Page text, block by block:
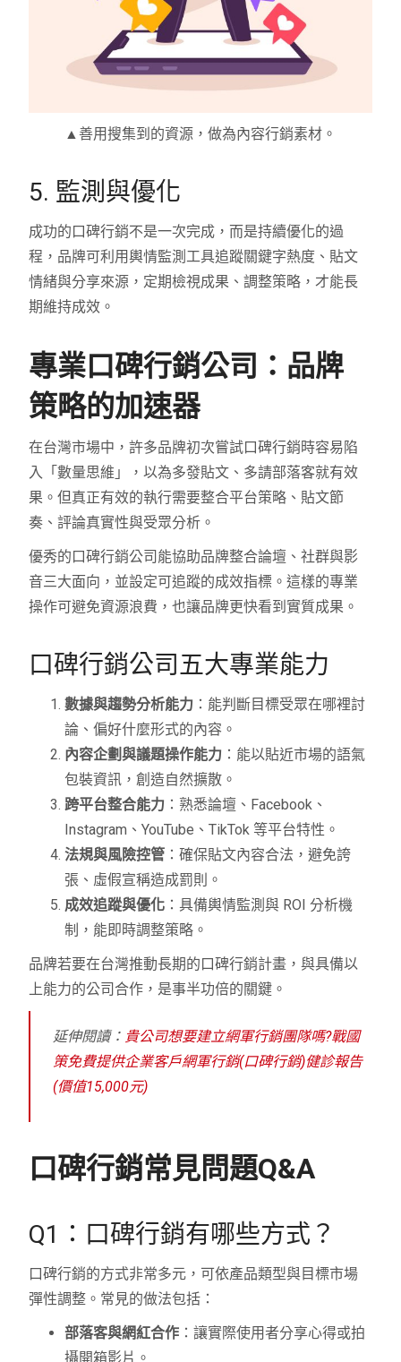
▲善用搜集到的資源，做為內容行銷素材。
5. 監測與優化
成功的口碑行銷不是一次完成，而是持續優化的過
程，品牌可利用輿情監測工具追蹤關鍵字熱度、貼文
情緒與分享來源，定期檢視成果、調整策略，才能長
期維持成效。
專業口碑行銷公司：品牌
策略的加速器
在台灣市場中，許多品牌初次嘗試口碑行銷時容易陷
入「數量思維」，以為多發貼文、多請部落客就有效
果。但真正有效的執行需要整合平台策略、貼文節
奏、評論真實性與受眾分析。
優秀的口碑行銷公司能協助品牌整合論壇、社群與影
音三大面向，並設定可追蹤的成效指標。這樣的專業
操作可避免資源浪費，也讓品牌更快看到實質成果。
口碑行銷公司五大專業能力
數據與趨勢分析能力 ：能判斷目標受眾在哪裡討
論、偏好什麼形式的內容。
內容企劃與議題操作能力 ：能以貼近市場的語氣
包裝資訊，創造自然擴散。
跨平台整合能力 ：熟悉論壇、Facebook、
Instagram、YouTube、TikTok 等平台特性。
法規與風險控管 ：確保貼文內容合法，避免誇
張、虛假宣稱造成罰則。
成效追蹤與優化 ：具備輿情監測與 ROI 分析機
制，能即時調整策略。
品牌若要在台灣推動長期的口碑行銷計畫，與具備以
上能力的公司合作，是事半功倍的關鍵。
延伸閱讀： 貴公司想要建立網軍行銷團隊嗎?戰國
策免費提供企業客戶網軍行銷(口碑行銷)健診報告
(價值15,000元)
口碑行銷常見問題Q&A
Q1：口碑行銷有哪些方式？
口碑行銷的方式非常多元，可依產品類型與目標市場
彈性調整。常見的做法包括：
部落客與網紅合作 ：讓實際使用者分享心得或拍
攝開箱影片。